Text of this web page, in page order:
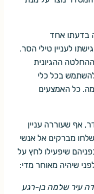
בדעתו אחד
לעניין טילי הסר.
ההגיונית
להשתמש בכל כלי
כל האמצעים
אף שעוררה עניין
מברקים אל אנשי
שיפעילו לחץ על
שיהיה מאוחר מדי:
עיר שלמה בן-רגע